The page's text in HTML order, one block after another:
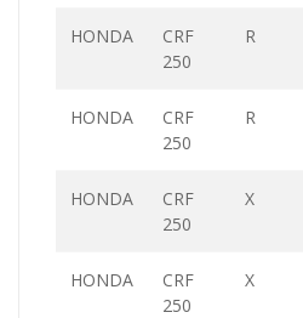
HONDA
CRF
250
R
HONDA
CRF
250
R
HONDA
CRF
250
X
HONDA
CRF
250
X